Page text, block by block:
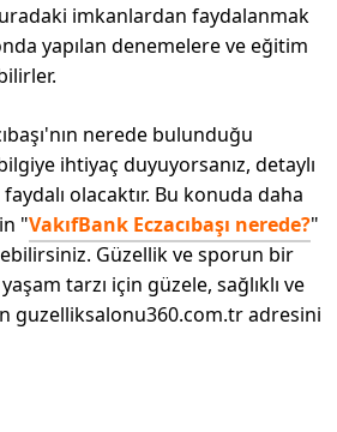
imkanlardan faydalanmak
yapılan denemelere ve eğitim
nerede bulunduğu
ihtiyaç duyuyorsanız, detaylı
olacaktır. Bu konuda daha
"VakıfBank Eczacıbaşı nerede?"
Güzellik ve sporun bir
tarzı için güzele, sağlıklı ve
guzelliksalonu360.com.tr adresini